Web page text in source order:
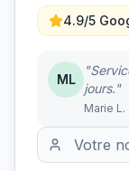
4.9/5
ML
jours."
Marie L.